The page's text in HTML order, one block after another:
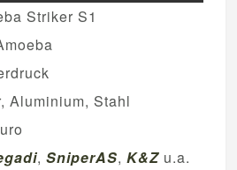
Striker S1
Aluminium, Stahl
, SniperAS, K&Z u.a.